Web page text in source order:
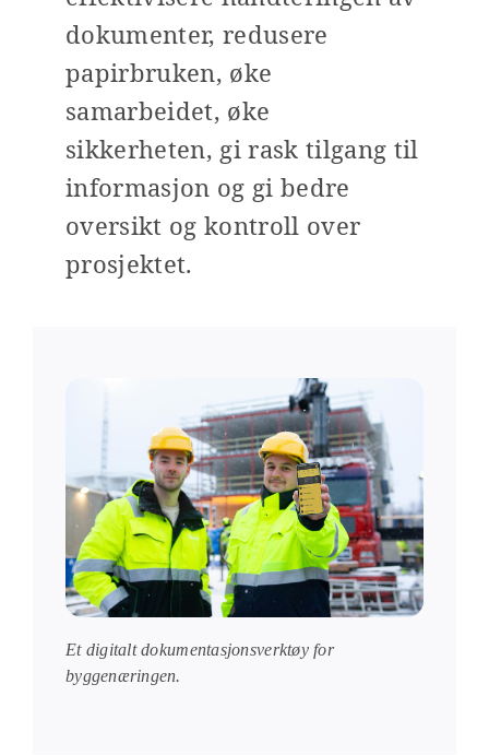
dokumenter, redusere
papirbruken, øke
samarbeidet, øke
sikkerheten, gi rask tilgang til
informasjon og gi bedre
oversikt og kontroll over
prosjektet.
Et digitalt dokumentasjonsverktøy for
byggenæringen.